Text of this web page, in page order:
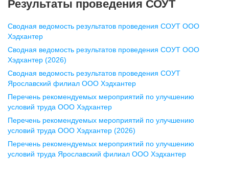
pr@nn.hh.ru
Воронеж
ул. Комиссаржевской, д. 10,
офис 1212
+7 473 280-05-05
pr@vrn.hh.ru
ул. Спартаковская, д. 2А, этаж 3,
помещение 15
+7 843 212-12-50
Результаты проведения СОУТ
Сводная ведомость результатов проведения СОУТ ООО
Хэдхантер
Сводная ведомость результатов проведения СОУТ ООО
Хэдхантер (2026)
Сводная ведомость результатов проведения СОУТ
Ярославский филиал ООО Хэдхантер
Перечень рекомендуемых мероприятий по улучшению
условий труда ООО Хэдхантер
Перечень рекомендуемых мероприятий по улучшению
условий труда ООО Хэдхантер (2026)
Перечень рекомендуемых мероприятий по улучшению
условий труда Ярославский филиал ООО Хэдхантер